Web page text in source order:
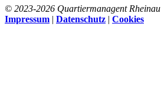
© 2023-2026 Quartiermanagent Rheinau
Impressum | Datenschutz | Cookies